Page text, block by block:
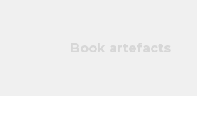
Book artefacts